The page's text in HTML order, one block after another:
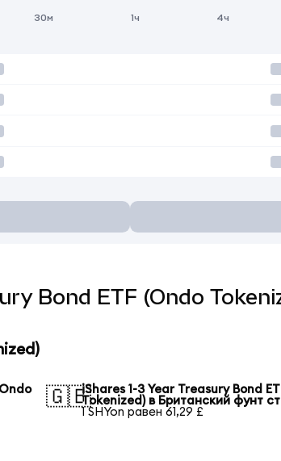
30м 1ч 4ч
Bond ETF (Ondo
🇬🇧iShares 1-3 Year Treasury Bond
Tokenized) в Британский фунт
1 SHYon равен 61,29 £